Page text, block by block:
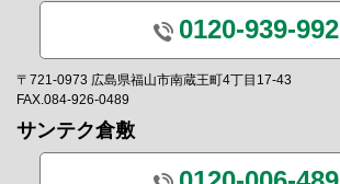
0120-939-992
〒721-0973 広島県福山市南蔵王町4丁目17-43
FAX.084-926-0489
サンテク倉敷